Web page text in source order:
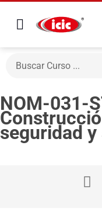
NOM-031-
seguridad